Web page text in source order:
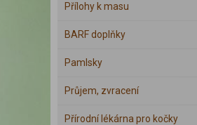
Přílohy k masu
BARF doplňky
Pamlsky
Průjem, zvracení
Přírodní lékárna pro kočky